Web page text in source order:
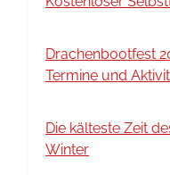
Drachenbootfest
Termine und
Die kälteste Zeit
Winter